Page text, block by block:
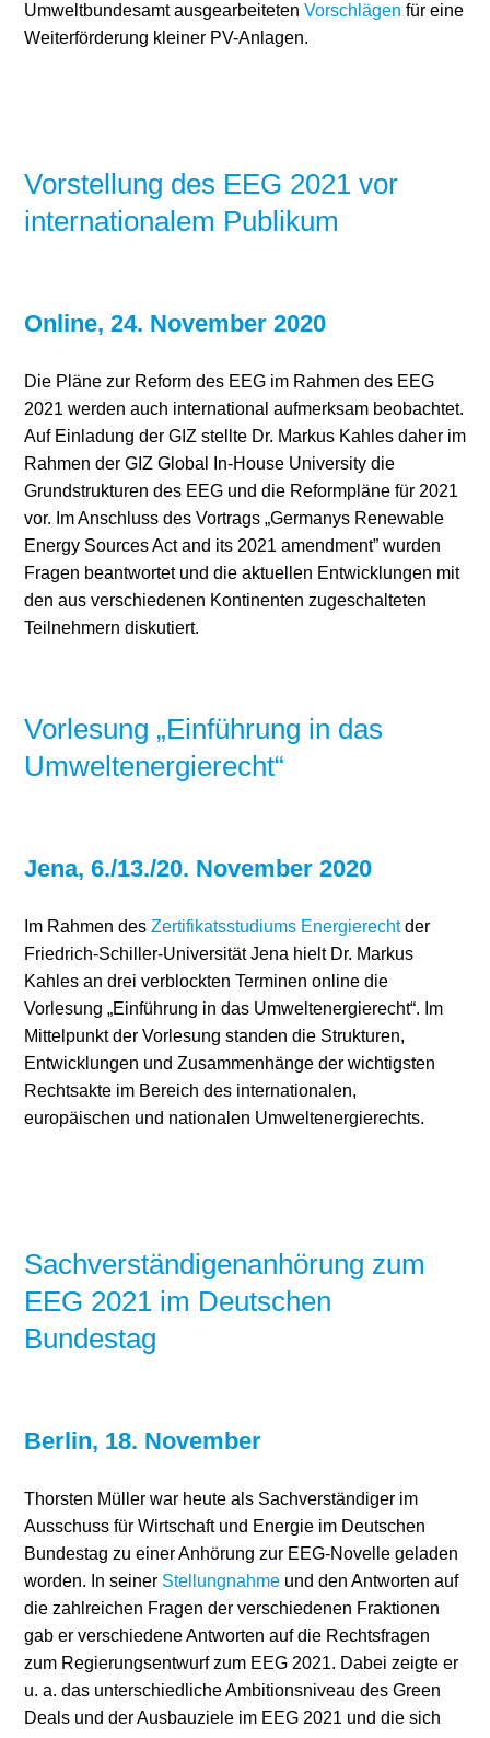
Umweltbundesamt ausgearbeiteten Vorschlägen für eine
Weiterförderung kleiner PV-Anlagen.
Vorstellung des EEG 2021 vor
internationalem Publikum
Online, 24. November 2020
Die Pläne zur Reform des EEG im Rahmen des EEG
2021 werden auch international aufmerksam beobachtet.
Auf Einladung der GIZ stellte Dr. Markus Kahles daher im
Rahmen der GIZ Global In-House University die
Grundstrukturen des EEG und die Reformpläne für 2021
vor. Im Anschluss des Vortrags „Germanys Renewable
Energy Sources Act and its 2021 amendment” wurden
Fragen beantwortet und die aktuellen Entwicklungen mit
den aus verschiedenen Kontinenten zugeschalteten
Teilnehmern diskutiert.
Vorlesung „Einführung in das
Umweltenergierecht“
Jena, 6./13./20. November 2020
Im Rahmen des Zertifikatsstudiums Energierechtder
Friedrich-Schiller-Universität Jena hielt Dr. Markus
Kahles an drei verblockten Terminen online die
Vorlesung „Einführung in das Umweltenergierecht“. Im
Mittelpunkt der Vorlesung standen die Strukturen,
Entwicklungen und Zusammenhänge der wichtigsten
Rechtsakte im Bereich des internationalen,
europäischen und nationalen Umweltenergierechts.
Sachverständigenanhörung zum
EEG 2021 im Deutschen
Bundestag
Berlin, 18. November
Thorsten Müller war heute als Sachverständiger im
Ausschuss für Wirtschaft und Energie im Deutschen
Bundestag zu einer Anhörung zur EEG-Novelle geladen
worden. In seiner Stellungnahme und den Antworten auf
die zahlreichen Fragen der verschiedenen Fraktionen
gab er verschiedene Antworten auf die Rechtsfragen
zum Regierungsentwurf zum EEG 2021. Dabei zeigte er
u. a. das unterschiedliche Ambitionsniveau des Green
Deals und der Ausbauziele im EEG 2021 und die sich